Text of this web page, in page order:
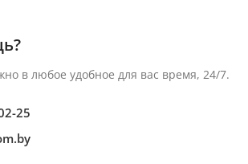
в любое удобное для вас время, 24/7.
25